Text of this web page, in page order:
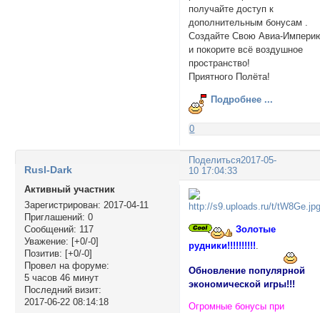
получайте доступ к
дополнительным бонусам .
Создайте Свою Авиа-
и покорите всё воздушное
пространство!
Приятного Полёта!
Подробнее ...
0
Поделиться2017-05-
10 17:04:33
Rusl-Dark
Активный участник
Зарегистрирован: 2017-04-11
Приглашений: 0
Сообщений: 117
Уважение: [+0/-0]
Позитив: [+0/-0]
Провел на форуме:
5 часов 46 минут
Последний визит:
2017-06-22 08:14:18
Золотые
рудники!!!!!!!!!!
Обновление популярной
экономической игры!!!
Огромные бонусы при